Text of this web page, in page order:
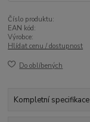
Číslo produktu:
EAN kód:
Výrobce:
Hlídat cenu / dostupnost
Do oblíbených
Kompletní specifikace